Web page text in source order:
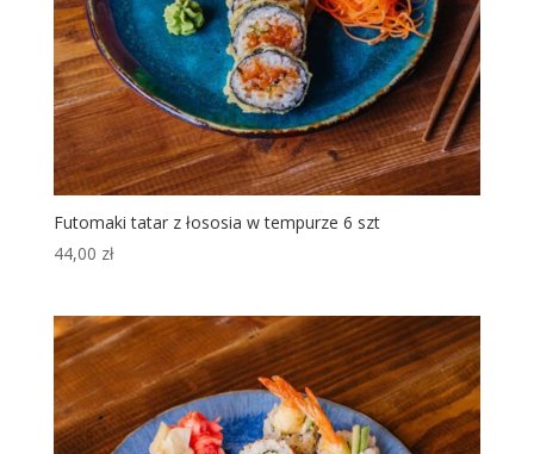
Futomaki tatar z łososia w tempurze 6 szt
44,00 zł